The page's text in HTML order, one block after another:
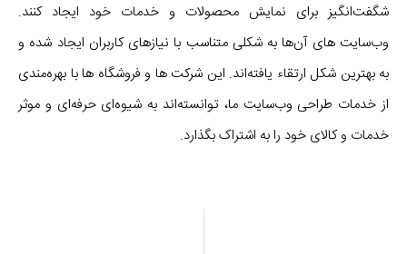
شگفت‌انگیز برای نمایش محصولات و خدمات خود ایجاد کنند.
وب‌سایت های آن‌ها به شکلی متناسب با نیازهای کاربران ایجاد شده و
به بهترین شکل ارتقاء یافته‌اند. این شرکت ها و فروشگاه ها با بهره‌مندی
از خدمات طراحی وب‌سایت ما، توانسته‌اند به شیوه‌ای حرفه‌ای و موثر
خدمات و کالای خود را به اشتراک بگذارد.